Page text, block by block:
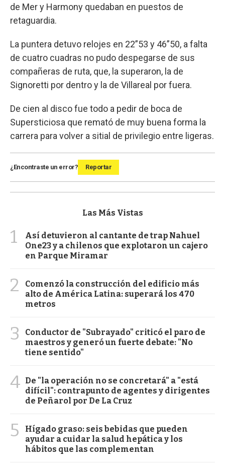
de Mer y Harmony quedaban en puestos de
retaguardia.
La puntera detuvo relojes en 22”53 y 46”50, a falta
de cuatro cuadras no pudo despegarse de sus
compañeras de ruta, que, la superaron, la de
Signoretti por dentro y la de Villareal por fuera.
De cien al disco fue todo a pedir de boca de
Supersticiosa que remató de muy buena forma la
carrera para volver a sitial de privilegio entre ligeras.
¿Encontraste un error? Reportar
Las Más Vistas
1
Así detuvieron al cantante de trap Nahuel
One23 y a chilenos que explotaron un cajero
en Parque Miramar
2
Comenzó la construcción del edificio más
alto de América Latina: superará los 470
metros
3
Conductor de "Subrayado" criticó el paro de
maestros y generó un fuerte debate: "No
tiene sentido"
4 De "la operación no se concretará" a "está
difícil": contrapunto de agentes y dirigentes
de Peñarol por De La Cruz
5
Hígado graso: seis bebidas que pueden
ayudar a cuidar la salud hepática y los
hábitos que las complementan